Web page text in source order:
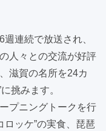
連続で放送され、
人々との交流が好評
滋賀の名所を24カ
挑みます。
プニングトークを行
ロッケ”の実食、琵琶